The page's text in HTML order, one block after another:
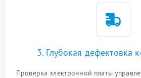
3. Глубокая дефектовка
Проверка электронной платы